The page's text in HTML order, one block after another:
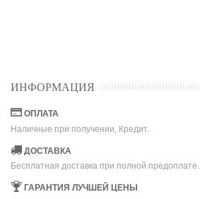
ИНФОРМАЦИЯ
ОПЛАТА
Наличные при получении, Кредит.
ДОСТАВКА
Бесплатная доставка при полной предоплате.
ГАРАНТИЯ ЛУЧШЕЙ ЦЕНЫ